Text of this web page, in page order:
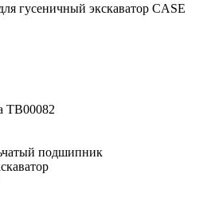
гусеничный экскаватор CASE
TB00082
подшипник